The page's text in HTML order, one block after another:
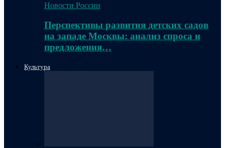
Новости России
Перспективы развития детских садов
на западе Москвы: анализ спроса и
предложения…
Культура